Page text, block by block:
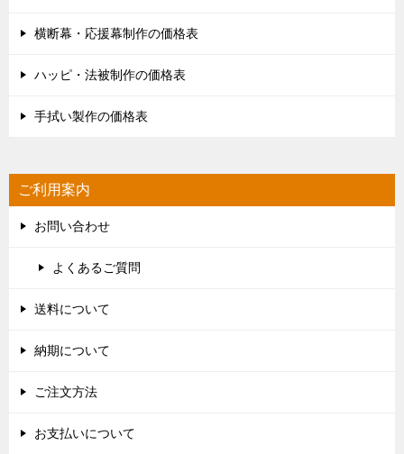
横断幕・応援幕制作の価格表
ハッピ・法被制作の価格表
手拭い製作の価格表
ご利用案内
お問い合わせ
よくあるご質問
送料について
納期について
ご注文方法
お支払いについて